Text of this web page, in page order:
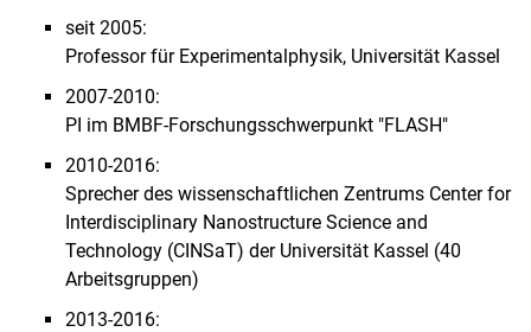
seit 2005:
Professor für Experimentalphysik, Universität Kassel
2007-2010:
PI im BMBF-Forschungsschwerpunkt "FLASH"
2010-2016:
Sprecher des wissenschaftlichen Zentrums Center for
Interdisciplinary Nanostructure Science and
Technology (CINSaT) der Universität Kassel (40
Arbeitsgruppen)
2013-2016: